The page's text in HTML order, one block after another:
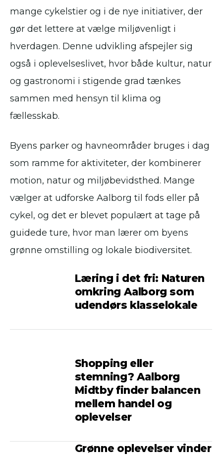
mange cykelstier og i de nye initiativer, der
gør det lettere at vælge miljøvenligt i
hverdagen. Denne udvikling afspejler sig
også i oplevelseslivet, hvor både kultur, natur
og gastronomi i stigende grad tænkes
sammen med hensyn til klima og
fællesskab.
Byens parker og havneområder bruges i dag
som ramme for aktiviteter, der kombinerer
motion, natur og miljøbevidsthed. Mange
vælger at udforske Aalborg til fods eller på
cykel, og det er blevet populært at tage på
guidede ture, hvor man lærer om byens
grønne omstilling og lokale biodiversitet.
Læring i det fri: Naturen
omkring Aalborg som
udendørs klasselokale
Shopping eller
stemning? Aalborg
Midtby finder balancen
mellem handel og
oplevelser
Grønne oplevelser vinder